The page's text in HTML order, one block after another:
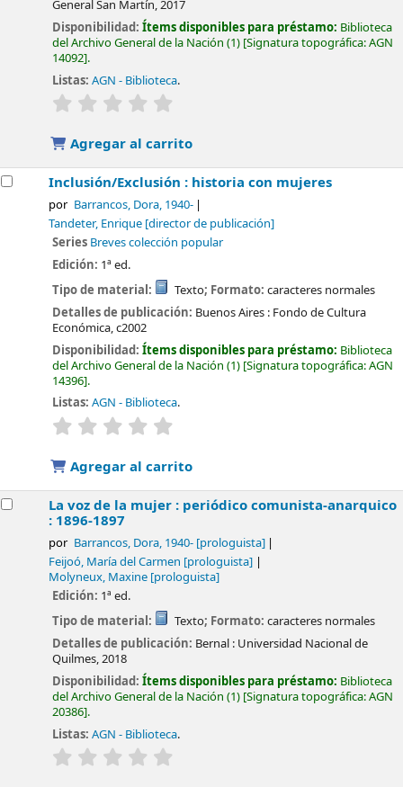
General San Martín,2017
Disponibilidad:Ítems disponibles para préstamo: Biblioteca
del Archivo General de la Nación (1) Signatura topográfica:AGN
14092 .
Listas: AGN - Biblioteca.
valoración
Agregar al carrito
Inclusión/Exclusión : historia con mujeres
por Barrancos, Dora, 1940-
Tandeter, Enrique [director de publicación]
Series Breves colección popular
Edición: 1ª ed.
Tipo de material:
Texto; Formato: caracteres normales
Detalles de publicación: Buenos Aires : Fondo de Cultura
Económica,c2002
Disponibilidad:Ítems disponibles para préstamo: Biblioteca
del Archivo General de la Nación (1) Signatura topográfica:AGN
14396 .
Listas: AGN - Biblioteca.
valoración
Agregar al carrito
La voz de la mujer : periódico comunista-anarquico
: 1896-1897
por Barrancos, Dora, 1940-[prologuista]
Feijoó, María del Carmen [prologuista]
Molyneux, Maxine [prologuista]
Edición: 1ª ed.
Tipo de material:
Texto; Formato: caracteres normales
Detalles de publicación: Bernal : Universidad Nacional de
Quilmes,2018
Disponibilidad:Ítems disponibles para préstamo: Biblioteca
del Archivo General de la Nación (1) Signatura topográfica:AGN
20386 .
Listas: AGN - Biblioteca.
valoración